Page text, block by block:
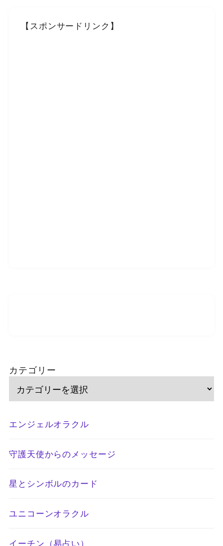
【スポンサードリンク】
カテゴリー
エンジェルオラクル
守護天使からのメッセージ
星とシンボルのカード
ユニコーンオラクル
イーチン（易占い）